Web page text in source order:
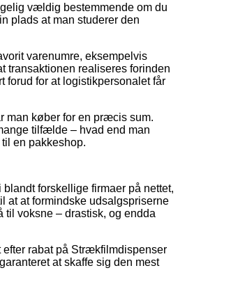
vældig bestemmende om du
plads at man studerer den
varenumre, eksempelvis
transaktionen realiseres forinden
forud for at logistikpersonalet får
man køber for en præcis sum.
tilfælde – hvad end man
en pakkeshop.
forskellige firmaer på nettet,
at at formindske udsalgspriserne
til voksne – drastisk, og endda
rabat på Strækfilmdispenser
at skaffe sig den mest